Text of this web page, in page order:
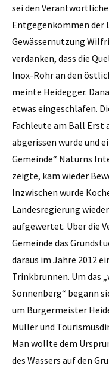
sei den
Entgegenkommen der
Gewässernutzung
verdanken, dass die
Inox-Rohr an den
meinte Heidegger.
etwas eingeschlafen.
Fachleute am Ball Erst
abgerissen wurde und
Gemeinde“ Naturns
zeigte, kam wieder
Inzwischen wurde
Landesregierung
aufgewertet. Über die
Gemeinde das
daraus im Jahre 2012
Trinkbrunnen. Um das
Sonnenberg“ begann
um Bürgermeister
Müller und
Man wollte dem
des Wassers auf den